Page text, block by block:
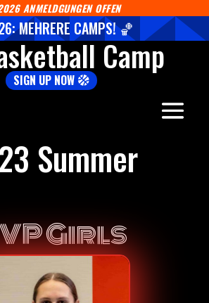
ANMELDGUNGEN OFFEN
MEHRERE CAMPS! 🏀
Camp
SIGN UP NOW
Summer
Girls